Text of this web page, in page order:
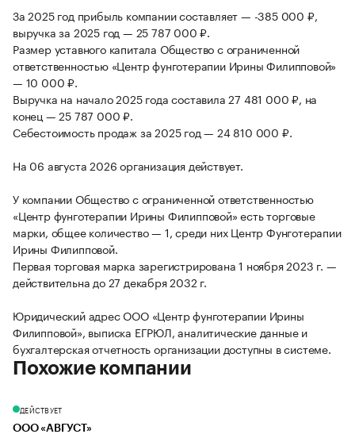
За 2025 год прибыль компании составляет — -385 000 ₽,
выручка за 2025 год — 25 787 000 ₽.
Размер уставного капитала Общество с ограниченной
ответственностью «Центр фунготерапии Ирины Филипповой»
— 10 000 ₽.
Выручка на начало 2025 года составила 27 481 000 ₽, на
конец — 25 787 000 ₽.
Себестоимость продаж за 2025 год — 24 810 000 ₽.
На 06 августа 2026 организация действует.
У компании Общество с ограниченной ответственностью
«Центр фунготерапии Ирины Филипповой» есть торговые
марки, общее количество — 1, среди них Центр Фунготерапии
Ирины Филипповой.
Первая торговая марка зарегистрирована 1 ноября 2023 г. —
действительна до 27 декабря 2032 г.
Юридический адрес ООО «Центр фунготерапии Ирины
Филипповой», выписка ЕГРЮЛ, аналитические данные и
бухгалтерская отчетность организации доступны в системе.
Похожие компании
ДЕЙСТВУЕТ
ООО «АВГУСТ»